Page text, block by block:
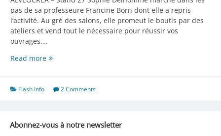
pas de sa professeure Francine Born dont elle a repris
l’activité. Au gré des salons, elle promeut le boutis par des
ateliers et vend tout le nécessaire pour réussir vos
ouvrages….
Read moreNos
Flash Info 2 Comments
Abonnez-vous à notre newsletter